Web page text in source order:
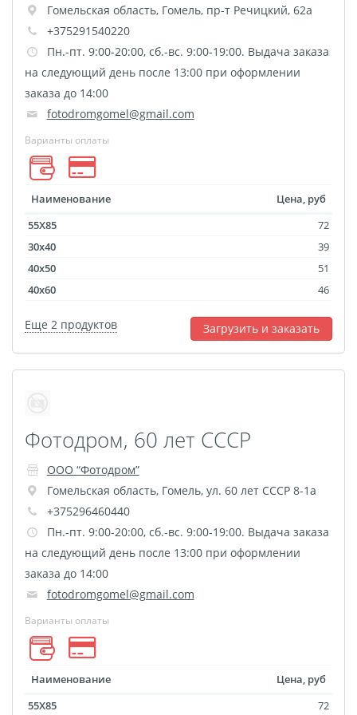
Костеры
Зеркала
Фотокамни
Фотооткрытка
Грамоты и дипломы
Прикольные принты
Фотокристаллы
УФ печать на чехлах
Открытки и
приглашения
Рамки и шары водяные
Фотокарточки
Наклейки и стикеры
Наградные ленты
Фоторамки
студенческого
Фотообложка для
свидетельства
Фототетради и
блокноты
Портфолио
Замки с фотографией
Зажигалки
Украшение подвеска
Латексная печать
Гомельская область, Гомель, пр-т Речицкий, 62а
+375291540220
Пн.-пт. 9:00-20:00, сб.-вс. 9:00-19:00. Выдача заказа
на следующий день после 13:00 при оформлении
заказа до 14:00
fotodromgomel@gmail.com
Варианты оплаты
Наименование
Цена, руб
55X85
72
30x40
39
40x50
51
40x60
46
Еще 2 продуктов Загрузить и заказать
Фотодром, 60 лет СССР
ООО “Фотодром”
Гомельская область, Гомель, ул. 60 лет СССР 8-1а
+375296460440
Пн.-пт. 9:00-20:00, сб.-вс. 9:00-19:00. Выдача заказа
на следующий день после 13:00 при оформлении
заказа до 14:00
fotodromgomel@gmail.com
Варианты оплаты
Наименование
Цена, руб
55X85
72